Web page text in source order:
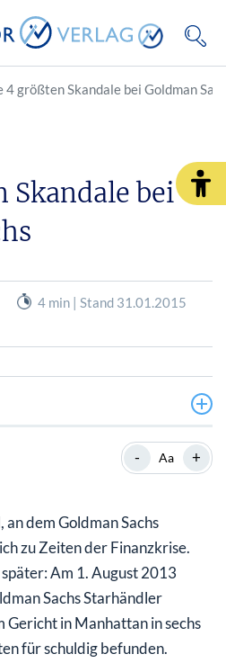
4 größten Skandale bei Goldman
Skandale bei
4 min | Stand 31.01.2015
der Finanzwelt
Sachs?
- Aa +
dem Goldman Sachs
zu Zeiten der Finanzkrise.
Am 1. August 2013
Sachs Starhändler
Gericht in Manhattan in sechs
für schuldig befunden.